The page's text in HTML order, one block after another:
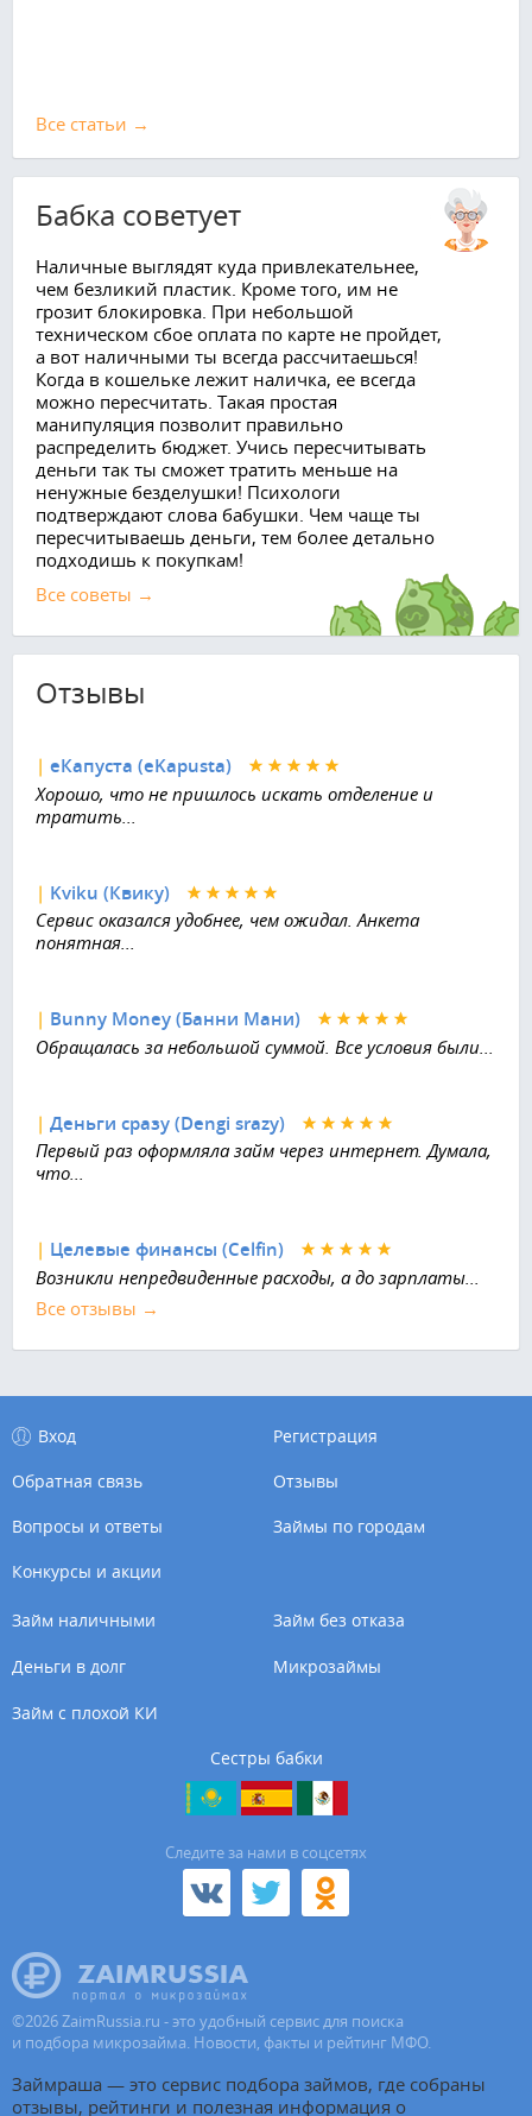
Все cтатьи →
Бабка советует
Наличные выглядят куда привлекательнее,
чем безликий пластик. Кроме того, им не
грозит блокировка. При небольшой
техническом сбое оплата по карте не пройдет,
а вот наличными ты всегда рассчитаешься!
Когда в кошельке лежит наличка, ее всегда
можно пересчитать. Такая простая
манипуляция позволит правильно
распределить бюджет. Учись пересчитывать
деньги так ты сможет тратить меньше на
ненужные безделушки! Психологи
подтверждают слова бабушки. Чем чаще ты
пересчитываешь деньги, тем более детально
подходишь к покупкам!
Все советы →
Отзывы
| еКапуста (eKapusta)
Хорошо, что не пришлось искать отделение и
тратить...
| Kviku (Квику)
Сервис оказался удобнее, чем ожидал. Анкета
понятная...
| Bunny Money (Банни Мани)
Обращалась за небольшой суммой. Все условия были...
| Деньги сразу (Dengi srazy)
Первый раз оформляла займ через интернет. Думала,
что...
| Целевые финансы (Celfin)
Возникли непредвиденные расходы, а до зарплаты...
Все отзывы →
Вход
Регистрация
Обратная связь
Отзывы
Вопросы и ответы
Займы по городам
Конкурсы и акции
Займ наличными Займ без отказа
Деньги в долг Микрозаймы
Займ с плохой КИ
Сестры бабки
Cледите за нами в соцсетях
©2026ZaimRussia.ru - это удобный сервис для поиска
и подбора микрозайма. Новости, факты и рейтинг МФО.
Займраша — это сервис подбора займов, где собраны
отзывы, рейтинги и полезная информация о